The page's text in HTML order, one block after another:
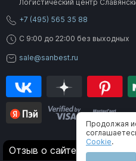
Логистический центр
+7 (495) 565 35 88
C 9:00 до 22:00 без выходных
sale@sanbest.ru
® 2006-2026 SanBest. Все права
Отзыв о сайте
Продолжая
Cookie.